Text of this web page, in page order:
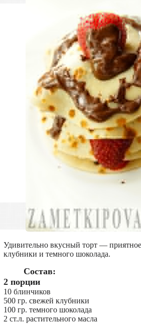
Удивительно вкусный торт —
клубники и темного шоколада.
Состав:
2 порции
10 блинчиков
500 гр. свежей клубники
100 гр. темного шоколада
2 ст.л. растительного масла